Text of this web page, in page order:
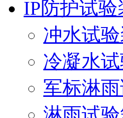
IP防护试验
冲水试
冷凝水
军标淋